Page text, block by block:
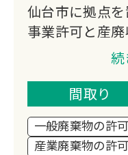
仙台市に拠点
事業許可と産
る株式会社原
整理に対応し
寧かつスピー
押し売り一切
も可能です。
間取り
一般廃棄物の許
産業廃棄物の許